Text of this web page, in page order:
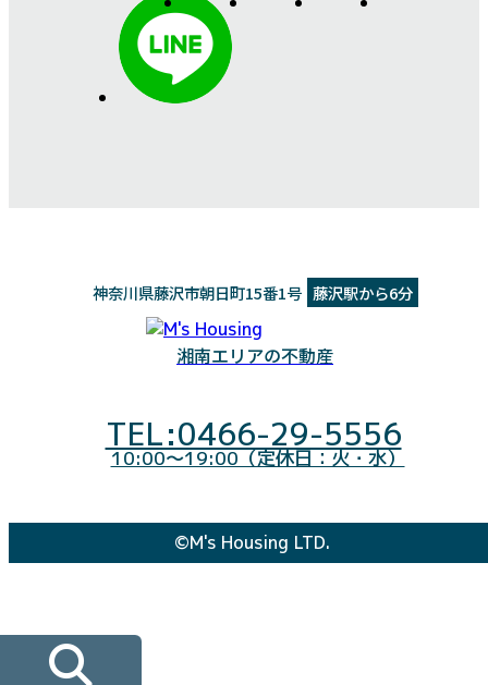
湘南エリアの不動産
神奈川県藤沢市朝日町15番1号 藤沢駅から6分
TEL:0466-29-5556
10:00～19:00（定休日：火・水）
©M's Housing LTD.